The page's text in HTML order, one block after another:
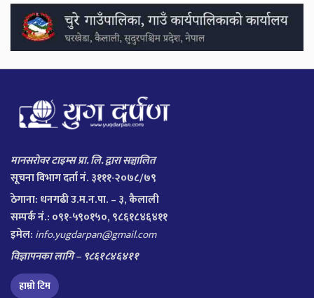
मानसरोवर टाइम्स प्रा. लि. द्वारा सञ्चालित
सूचना विभाग दर्ता नं. ३१११-२०७८/७९
ठेगाना: धनगढी उ.म.न.पा. – ३, कैलाली
सम्पर्क नं.: ०९१-५९०१५०, ९८६१८४६४११
इमेल: info.yugdarpan@gmail.com
विज्ञापनका लागि – ९८६१८४६४११
हाम्रो टिम